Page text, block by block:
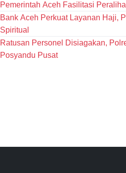
Pemerintah Aceh Fasilitasi
Bank Aceh Perkuat Layanan Haji,
Spiritual
Ratusan Personel Disiagakan,
Posyandu Pusat